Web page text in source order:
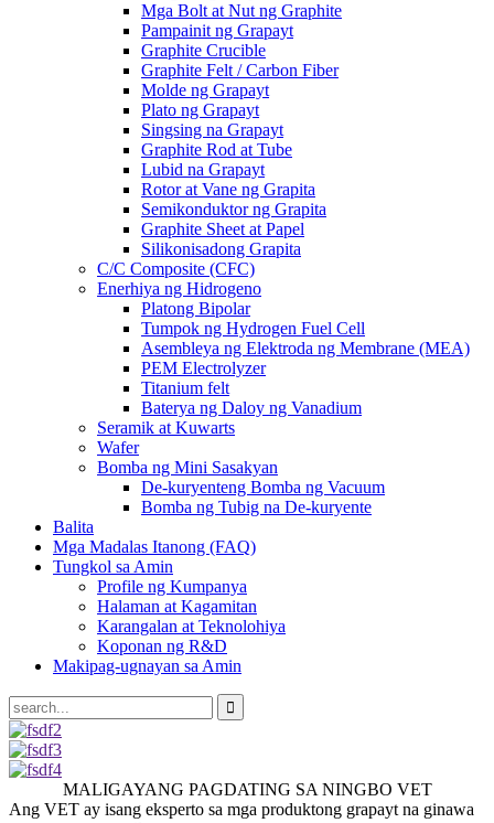
Mga Bolt at Nut ng Graphite
Pampainit ng Grapayt
Graphite Crucible
Graphite Felt / Carbon Fiber
Molde ng Grapayt
Plato ng Grapayt
Singsing na Grapayt
Graphite Rod at Tube
Lubid na Grapayt
Rotor at Vane ng Grapita
Semikonduktor ng Grapita
Graphite Sheet at Papel
Silikonisadong Grapita
C/C Composite (CFC)
Enerhiya ng Hidrogeno
Platong Bipolar
Tumpok ng Hydrogen Fuel Cell
Asembleya ng Elektroda ng Membrane (MEA)
PEM Electrolyzer
Titanium felt
Baterya ng Daloy ng Vanadium
Seramik at Kuwarts
Wafer
Bomba ng Mini Sasakyan
De-kuryenteng Bomba ng Vacuum
Bomba ng Tubig na De-kuryente
Balita
Mga Madalas Itanong (FAQ)
Tungkol sa Amin
Profile ng Kumpanya
Halaman at Kagamitan
Karangalan at Teknolohiya
Koponan ng R&D
Makipag-ugnayan sa Amin
MALIGAYANG PAGDATING SA NINGBO VET
Ang VET ay isang eksperto sa mga produktong grapayt na ginawa